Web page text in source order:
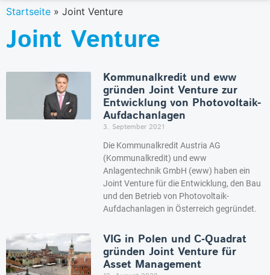
Startseite » Joint Venture
Joint Venture
Kommunalkredit und eww
gründen Joint Venture zur
Entwicklung von Photovoltaik-
Aufdachanlagen
3. September 2021
Die Kommunalkredit Austria AG
(Kommunalkredit) und eww
Anlagentechnik GmbH (eww) haben ein
Joint Venture für die Entwicklung, den Bau
und den Betrieb von Photovoltaik-
Aufdachanlagen in Österreich gegründet.
VIG in Polen und C‑Quadrat
gründen Joint Venture für
Asset Management